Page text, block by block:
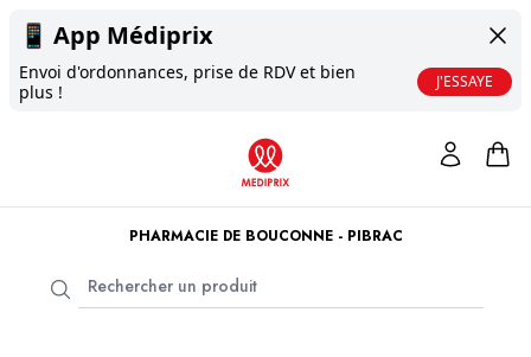
📱 App Médiprix
Envoi d'ordonnances, prise de RDV et bien
plus !
J'ESSAYE
PHARMACIE DE BOUCONNE - PIBRAC